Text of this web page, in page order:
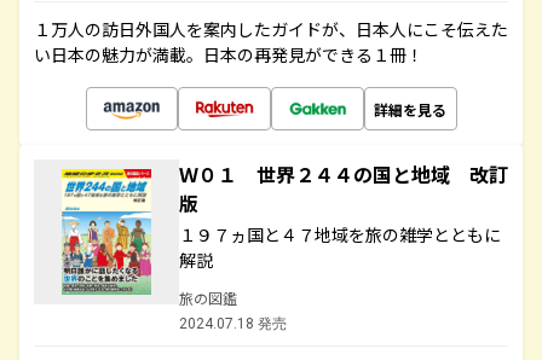
１万人の訪日外国人を案内したガイドが、日本人にこそ伝えた
い日本の魅力が満載。日本の再発見ができる１冊！
詳細を見る
Ｗ０１ 世界２４４の国と地域 改訂
版
１９７ヵ国と４７地域を旅の雑学とともに
解説
旅の図鑑
2024.07.18 発売